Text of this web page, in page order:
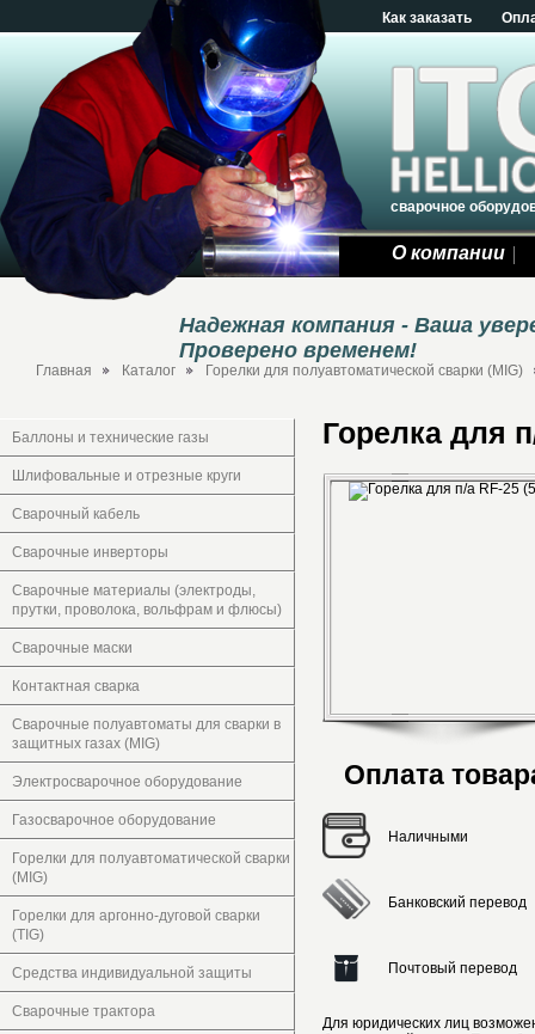
Как заказать
сварочное
О компании
Надежная компания - Ваша
Проверено временем!
Главная Каталог Горелки для полуавтоматической сварки (MIG)
Баллоны и технические газы
Шлифовальные и отрезные круги
Сварочный кабель
Сварочные инверторы
Сварочные материалы (электроды,
прутки, проволока, вольфрам и флюсы)
Сварочные маски
Контактная сварка
Сварочные полуавтоматы для сварки в
защитных газах (MIG)
Электросварочное оборудование
Газосварочное оборудование
Горелки для полуавтоматической сварки
(MIG)
Горелки для аргонно-дуговой сварки
(TIG)
Средства индивидуальной защиты
Сварочные трактора
Горелка для
Оплата
Наличными
Банковский перевод
Почтовый перевод
Для юридических лиц